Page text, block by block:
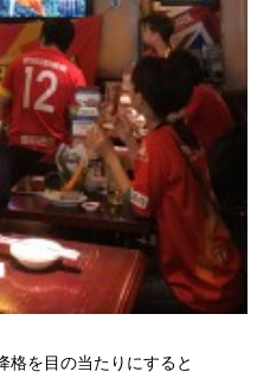
格を目の当たりにすると